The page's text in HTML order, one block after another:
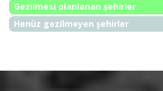
Gezilmesi planlanan şehirler
Henüz gezilmeyen şehirler